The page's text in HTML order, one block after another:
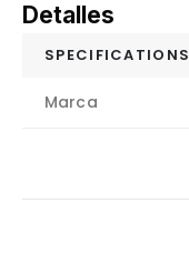
Detalles
SPECIFICATIONS
Marca